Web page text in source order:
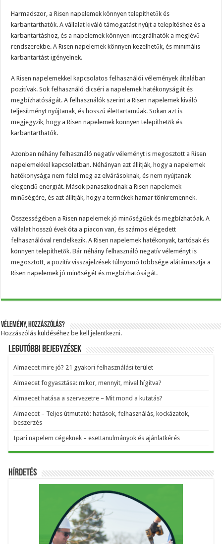
Harmadszor, a Risen napelemek könnyen telepíthetők és
karbantarthatók. A vállalat kiváló támogatást nyújt a telepítéshez és a
karbantartáshoz, és a napelemek könnyen integrálhatók a meglévő
rendszerekbe. A Risen napelemek könnyen kezelhetők, és minimális
karbantartást igényelnek.
A Risen napelemekkel kapcsolatos felhasználói vélemények általában
pozitívak. Sok felhasználó dicséri a napelemek hatékonyságát és
megbízhatóságát. A felhasználók szerint a Risen napelemek kiváló
teljesítményt nyújtanak, és hosszú élettartamúak. Sokan azt is
megjegyzik, hogy a Risen napelemek könnyen telepíthetők és
karbantarthatók.
Azonban néhány felhasználó negatív véleményt is megosztott a Risen
napelemekkel kapcsolatban. Néhányan azt állítják, hogy a napelemek
hatékonysága nem felel meg az elvárásoknak, és nem nyújtanak
elegendő energiát. Mások panaszkodnak a Risen napelemek
minőségére, és azt állítják, hogy a termékek hamar tönkremennek.
Összességében a Risen napelemek jó minőségűek és megbízhatóak. A
vállalat hosszú évek óta a piacon van, és számos elégedett
felhasználóval rendelkezik. A Risen napelemek hatékonyak, tartósak és
könnyen telepíthetők. Bár néhány felhasználó negatív véleményt is
megosztott, a pozitív visszajelzések túlnyomó többsége alátámasztja a
Risen napelemek jó minőségét és megbízhatóságát.
Vélemény, hozzászólás?
Hozzászólás küldéséhez be kell jelentkezni.
Legutóbbi bejegyzések
Almaecet mire jó? 21 gyakori felhasználási terület
Almaecet fogyasztása: mikor, mennyit, mivel hígítva?
Almaecet hatása a szervezetre – Mit mond a kutatás?
Almaecet – Teljes útmutató: hatások, felhasználás, kockázatok,
beszerzés
Ipari napelem cégeknek – esettanulmányok és ajánlatkérés
Hírdetés